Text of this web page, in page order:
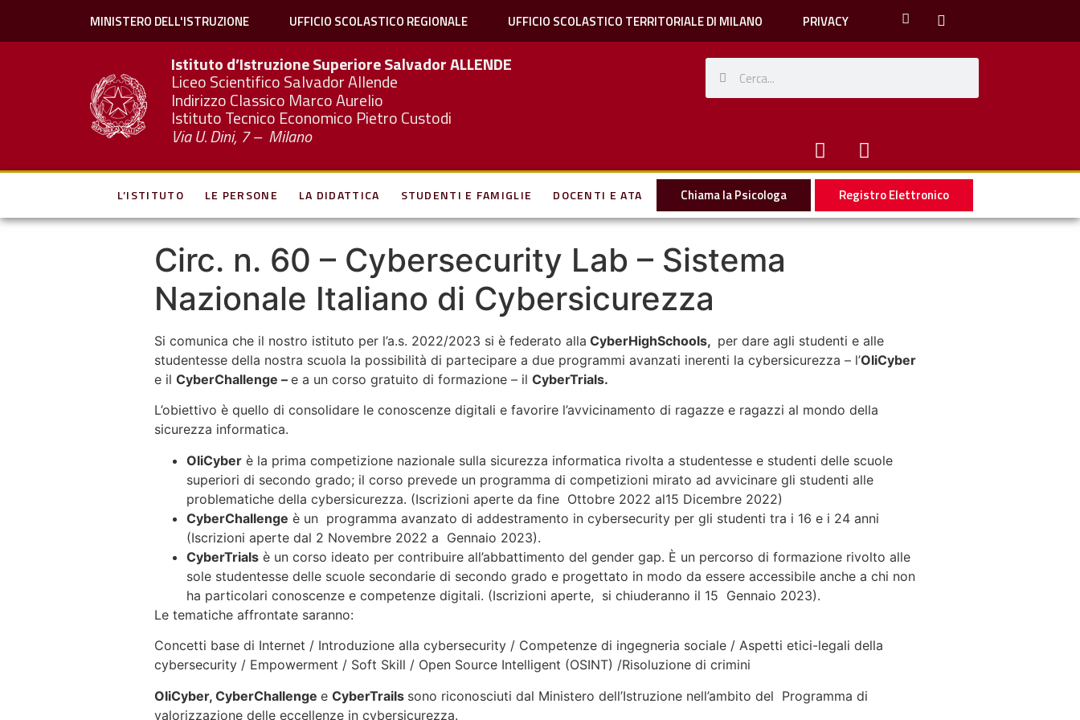
MINISTERO DELL'ISTRUZIONE UFFICIO SCOLASTICO REGIONALE UFFICIO SCOLASTICO TERRITORIALE DI MILANO PRIVACY
Istituto d’Istruzione Superiore SalvadorALLENDE
Liceo Scientifico Salvador Allende
Indirizzo Classico Marco Aurelio
Istituto Tecnico Economico Pietro Custodi
Via U. Dini, 7 – Milano
L’ISTITUTO LE PERSONE LA DIDATTICA STUDENTI E FAMIGLIE DOCENTI E ATA Chiama la Psicologa Registro Elettronico
Circ. n. 60 – Cybersecurity Lab – Sistema
Nazionale Italiano di Cybersicurezza
Si comunica che il nostro istituto per l’a.s. 2022/2023 si è federato alla CyberHighSchools, per dare agli studenti e alle
studentesse della nostra scuola la possibilità di partecipare a due programmi avanzati inerenti la cybersicurezza – l’OliCyber
e il CyberChallenge – e a un corso gratuito di formazione – il CyberTrials.
L’obiettivo è quello di consolidare le conoscenze digitali e favorire l’avvicinamento di ragazze e ragazzi al mondo della
sicurezza informatica.
OliCyber è la prima competizione nazionale sulla sicurezza informatica rivolta a studentesse e studenti delle scuole
superiori di secondo grado; il corso prevede un programma di competizioni mirato ad avvicinare gli studenti alle
problematiche della cybersicurezza. (Iscrizioni aperte da fine Ottobre 2022 al15 Dicembre 2022)
CyberChallenge è un programma avanzato di addestramento in cybersecurity per gli studenti tra i 16 e i 24 anni
(Iscrizioni aperte dal 2 Novembre 2022 a Gennaio 2023).
CyberTrials è un corso ideato per contribuire all’abbattimento del gender gap. È un percorso di formazione rivolto alle
sole studentesse delle scuole secondarie di secondo grado e progettato in modo da essere accessibile anche a chi non
ha particolari conoscenze e competenze digitali. (Iscrizioni aperte, si chiuderanno il 15 Gennaio 2023).
Le tematiche affrontate saranno:
Concetti base di Internet / Introduzione alla cybersecurity / Competenze di ingegneria sociale / Aspetti etici-legali della
cybersecurity / Empowerment / Soft Skill / Open Source Intelligent (OSINT) /Risoluzione di crimini
OliCyber, CyberChallenge e CyberTrails sono riconosciuti dal Ministero dell’Istruzione nell’ambito del Programma di
valorizzazione delle eccellenze in cybersicurezza.